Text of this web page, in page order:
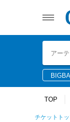
TOP
チケットト